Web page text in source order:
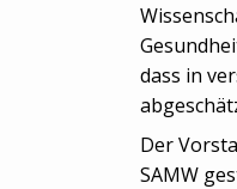
dass in
Der
SAMW